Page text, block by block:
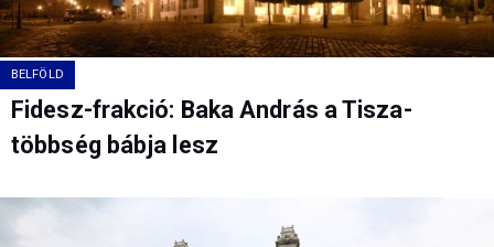
BELFÖLD
Fidesz-frakció: Baka András a Tisza-
többség bábja lesz